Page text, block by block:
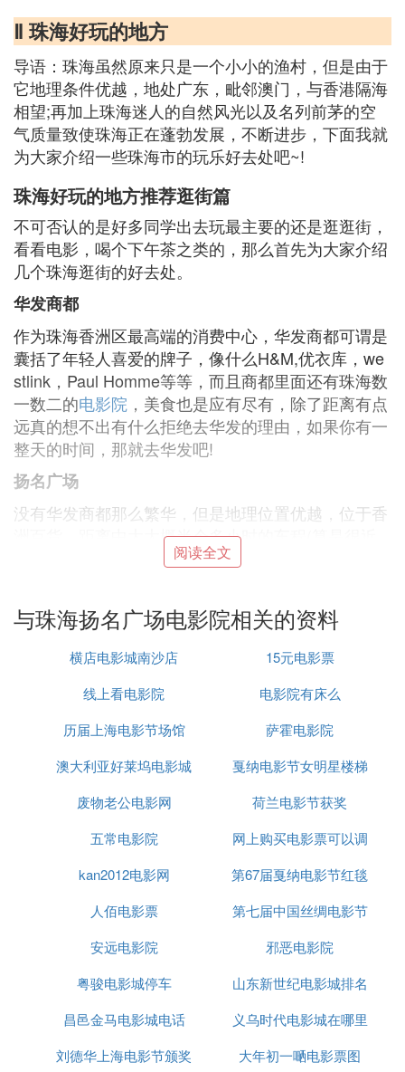
Ⅱ 珠海好玩的地方
导语：珠海虽然原来只是一个小小的渔村，但是由于
它地理条件优越，地处广东，毗邻澳门，与香港隔海
相望;再加上珠海迷人的自然风光以及名列前茅的空
气质量致使珠海正在蓬勃发展，不断进步，下面我就
为大家介绍一些珠海市的玩乐好去处吧~!
珠海好玩的地方推荐逛街篇
不可否认的是好多同学出去玩最主要的还是逛逛街，
看看电影，喝个下午茶之类的，那么首先为大家介绍
几个珠海逛街的好去处。
华发商都
作为珠海香洲区最高端的消费中心，华发商都可谓是
囊括了年轻人喜爱的牌子，像什么H&M,优衣库，we
stlink，Paul Homme等等，而且商都里面还有珠海数
一数二的电影院 ，美食也是应有尽有，除了距离有点
远真的想不出有什么拒绝去华发的理由，如果你有一
整天的时间，那就去华发吧!
扬名广场
没有华发商都那么繁华，但是地理位置优越，位于香
洲百货，距离中大大概半个多小时的车程(算是很近
了)，也有一些年轻人喜欢的牌子，像什么HM,优衣
地方，扬名也是深受学生喜爱的场所之一哦。
在华发和扬名建好之前，九洲城还是很多人最喜欢的
珠海百货，一家国贸，一家免税商场，九洲城还是吸
引了很多人去购物，而且周边还有石景山公园和海滨
公园，除了逛街还可以在海边散散步，爬爬山，也是
一个好去处呢~!美食也有很多很多!
拱北商圈的性质和前面三个就不同了，在这里没什么
牌子可言，大量的地摊货堆积在一起，不过也有人能
够找出物美价廉的好货，我个人建议呢，去看看也
好，但是要注意保管好随身物品，据说那里小偷很多
珠海好玩的地方推荐自然风光篇
珠海还是有很多自然风光的，在这里我介绍几个吧。
石景山
阅读全文
与珠海扬名广场电影院相关的资料
横店电影城南沙店
15元电影票
线上看电影院
电影院有床么
历届上海电影节场馆
萨霍电影院
澳大利亚好莱坞电影城
戛纳电影节女明星楼梯
摔倒
废物老公电影网
荷兰电影节获奖
五常电影院
网上购买电影票可以调
座位吗
kan2012电影网
第67届戛纳电影节红毯
人佰电影票
第七届中国丝绸电影节
安远电影院
邪恶电影院
粤骏电影城停车
山东新世纪电影城排名
昌邑金马电影城电话
义乌时代电影城在哪里
刘德华上海电影节颁奖
大年初一嗮电影票图